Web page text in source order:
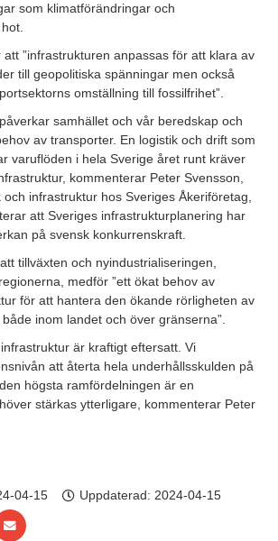
som klimatförändringar och
”infrastrukturen anpassas för att klara av
till geopolitiska spänningar men också
omställning till fossilfrihet”.
samhället och vår beredskap och
av transporter. En logistik och drift som
varuflöden i hela Sverige året runt kräver
kommenterar Peter Svensson,
infrastruktur hos Sveriges Åkeriföretag,
att Sveriges infrastrukturplanering har
på svensk konkurrenskraft.
tillväxten och nyindustrialiseringen,
medför ”ett ökat behov av
för att hantera den ökande rörligheten av
inom landet och över gränserna”.
är kraftigt eftersatt. Vi
att återta hela underhållsskulden på
högsta ramfördelningen är en
stärkas ytterligare, kommenterar Peter
04-15 Uppdaterad: 2024-04-15